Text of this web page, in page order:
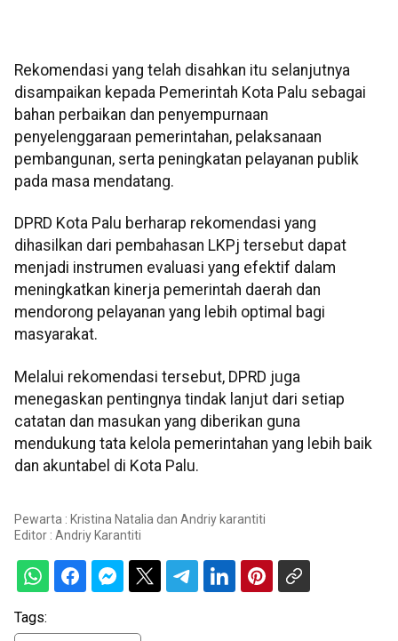
Rekomendasi yang telah disahkan itu selanjutnya
disampaikan kepada Pemerintah Kota Palu sebagai
bahan perbaikan dan penyempurnaan
penyelenggaraan pemerintahan, pelaksanaan
pembangunan, serta peningkatan pelayanan publik
pada masa mendatang.
DPRD Kota Palu berharap rekomendasi yang
dihasilkan dari pembahasan LKPj tersebut dapat
menjadi instrumen evaluasi yang efektif dalam
meningkatkan kinerja pemerintah daerah dan
mendorong pelayanan yang lebih optimal bagi
masyarakat.
Melalui rekomendasi tersebut, DPRD juga
menegaskan pentingnya tindak lanjut dari setiap
catatan dan masukan yang diberikan guna
mendukung tata kelola pemerintahan yang lebih baik
dan akuntabel di Kota Palu.
Pewarta : Kristina Natalia dan Andriy karantiti
Editor : Andriy Karantiti
Tags: